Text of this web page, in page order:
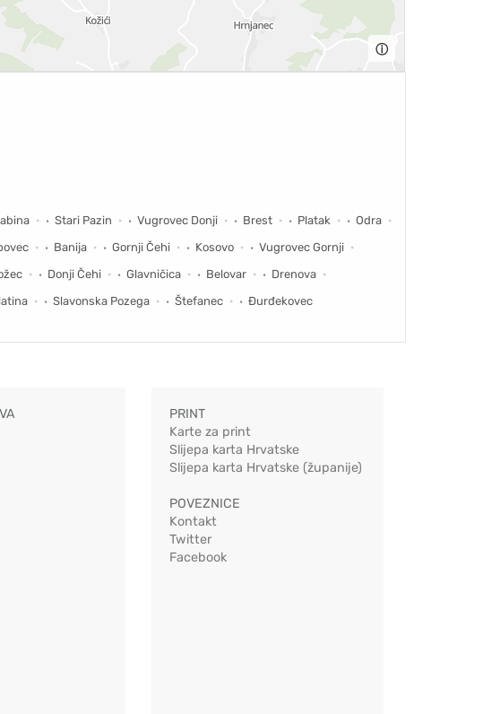
ⓘ
Stari Pazin Vugrovec Donji Brest Platak
Odra
Banija Gornji Čehi Kosovo
Vugrovec Gornji
Donji Čehi Glavničica Belovar
Drenova
Slavonska Pozega Štefanec Đurđekovec
PRINT
Karte za print
Slijepa karta Hrvatske
Slijepa karta Hrvatske (županije)
POVEZNICE
Kontakt
Twitter
Facebook